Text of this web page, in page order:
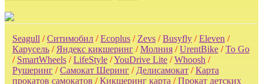
Seagull /Ситимобил/Ecoplus/ Zevs/Busyfly/Eleven /
Карусель/ Яндекс кикшеринг/Молния/UrentBike/To Go
/ SmartWheels/LifeStyle/YouDrive Lite/Whoosh /
Рушеринг/Самокат Шеринг/ Делисамокат/Карта
прокатов самокатов /Кикшеринг карта /Прокат детских